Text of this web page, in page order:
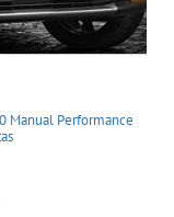
Manual Performance